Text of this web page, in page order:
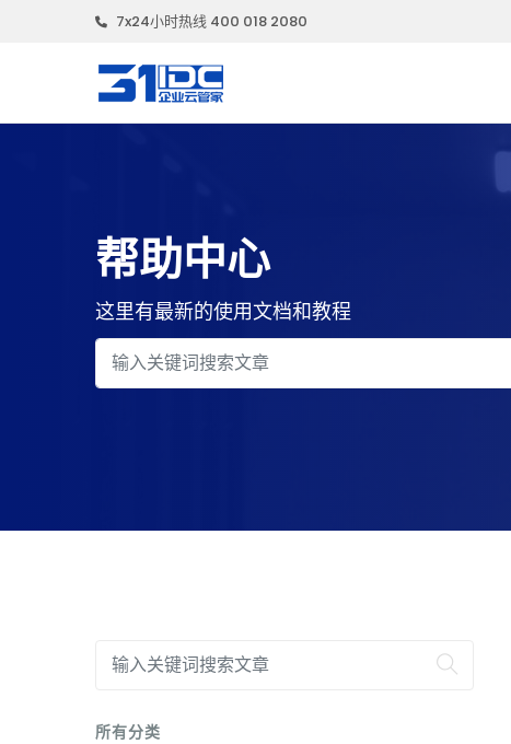
7x24小时热线 400 018 2080
帮助中心
这里有最新的使用文档和教程
所有分类